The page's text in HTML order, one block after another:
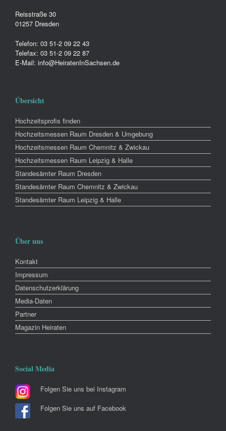
Reisstraße 30
01257 Dresden
Telefon: 03 51-2 09 22 43
Telefax: 03 51-2 09 22 87
E-Mail: info@HeiratenInSachsen.de
Übersicht
Hochzeitsprofis finden
Hochzeitsmessen Raum Dresden & Umgebung
Hochzeitsmessen Raum Chemnitz & Zwickau
Hochzeitsmessen Raum Leipzig & Halle
Standesämter Raum Dresden
Standesämter Raum Chemnitz & Zwickau
Standesämter Raum Leipzig & Halle
Über uns
Kontakt
Impressum
Datenschutzerklärung
Media-Daten
Partner
Magazin Heiraten
Social Media
Folgen Sie uns bei Instagram
Folgen Sie uns auf Facebook